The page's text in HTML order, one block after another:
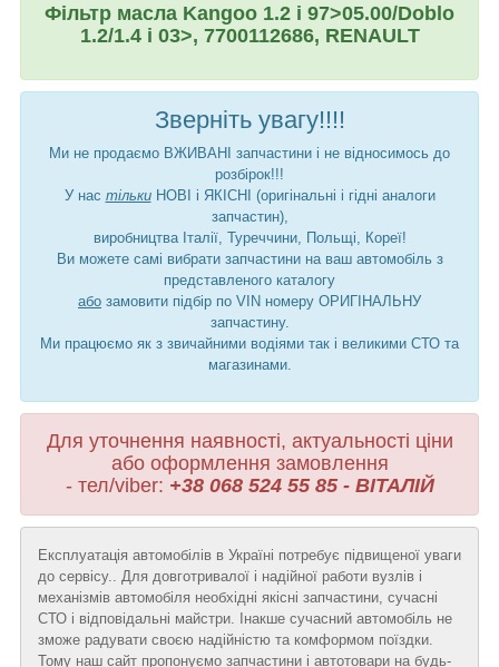
Фільтр масла Kangoo 1.2 i 97>05.00/Doblo
1.2/1.4 i 03>, 7700112686, RENAULT
Зверніть увагу!!!!
Ми не продаємо ВЖИВАНІ запчастини і не відносимось до
розбірок!!!
У нас тількиНОВІ і ЯКІСНІ (оригінальні і гідні аналоги
запчастин),
виробництва Італії, Туреччини, Польщі, Кореї!
Ви можете самі вибрати запчастини на ваш автомобіль з
представленого каталогу
або замовити підбір по VIN номеру ОРИГІНАЛЬНУ
запчастину.
Ми працюємо як з звичайними водіями так і великими СТО та
магазинами.
Для уточнення наявності, актуальності ціни
або оформлення замовлення
- тел/viber: +38 068 524 55 85 - ВІТАЛІЙ
Експлуатація автомобілів в Україні потребує підвищеної уваги
до сервісу.. Для довготривалої і надійної работи вузлів і
механізмів автомобіля необхідні якісні запчастини, сучасні
СТО і відповідальні майстри. Інакше сучасний автомобіль не
зможе радувати своєю надійністю та комформом поїздки.
Тому наш сайт пропонуємо запчастини і автотовари на будь-